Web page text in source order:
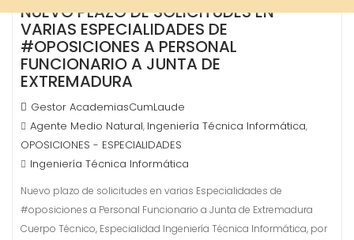
NUEVO PLAZO DE SOLICITUDES EN
VARIAS ESPECIALIDADES DE
#OPOSICIONES A PERSONAL
FUNCIONARIO A JUNTA DE
EXTREMADURA
Gestor AcademiasCumLaude
Agente Medio Natural, Ingeniería Técnica Informática,
OPOSICIONES - ESPECIALIDADES
Ingeniería Técnica Informática
Nuevo plazo de solicitudes en varias Especialidades de
#oposiciones a Personal Funcionario a Junta de Extremadura
Cuerpo Técnico, Especialidad Ingeniería Técnica Informática, por